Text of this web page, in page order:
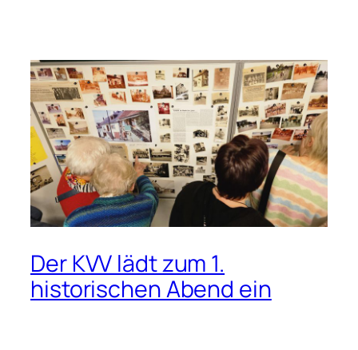
Der KVV lädt zum 1.
historischen Abend ein